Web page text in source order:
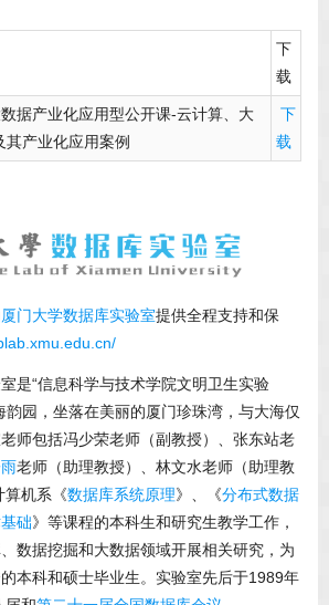
下
载
据产业化应用型公开课-云计算、大
产业化应用案例
下
载
厦门大学数据库实验室提供全程支持和保
是“信息科学与技术学院文明卫生实验
韵园，坐落在美丽的厦门珍珠湾，与大海仅
师包括冯少荣老师（副教授）、张东站老
老师（助理教授）、林文水老师（助理教
算机系《数据库系统原理》、《分布式数据
础》等课程的本科生和研究生教学工作，
数据挖掘和大数据领域开展相关研究，为
本科和硕士毕业生。实验室先后于1989年